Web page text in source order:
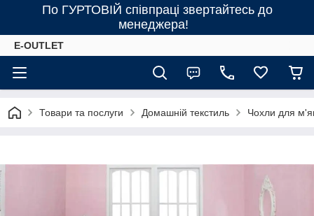
По ГУРТОВІЙ співпраці звертайтесь до
менеджера!
E-OUTLET
Товари та послуги Домашній текстиль Чохли для